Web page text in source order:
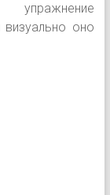
упражнение
оно